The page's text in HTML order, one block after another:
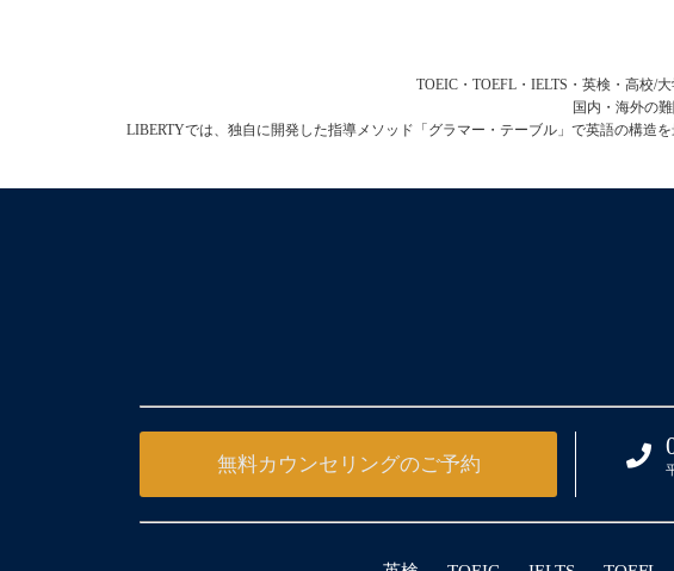
TOEIC・TOEFL・IELTS・英検・高校/
国内・海外の
LIBERTYでは、独自に開発した指導メソッド「グラマー・テーブル」で英語の構造
無料カウンセリングのご予約